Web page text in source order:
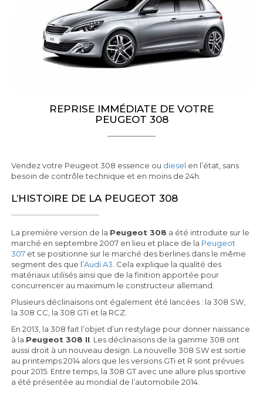
REPRISE IMMÉDIATE DE VOTRE
PEUGEOT 308
Vendez votre Peugeot 308 essence ou diesel en l’état, sans
besoin de contrôle technique et en moins de 24h.
L’HISTOIRE DE LA PEUGEOT 308
La première version de la Peugeot 308 a été introduite sur le
marché en septembre 2007 en lieu et place de la Peugeot
307 et se positionne sur le marché des berlines dans le même
segment des que l’Audi A3 . Cela explique la qualité des
matériaux utilisés ainsi que de la finition apportée pour
concurrencer au maximum le constructeur allemand.
Plusieurs déclinaisons ont également été lancées : la 308 SW,
la 308 CC, la 308 GTi et la RCZ.
En 2013, la 308 fait l’objet d’un restylage pour donner naissance
à la Peugeot 308 II . Les déclinaisons de la gamme 308 ont
aussi droit à un nouveau design. La nouvelle 308 SW est sortie
au printemps 2014 alors que les versions GTi et R sont prévues
pour 2015. Entre temps, la 308 GT avec une allure plus sportive
a été présentée au mondial de l’automobile 2014.